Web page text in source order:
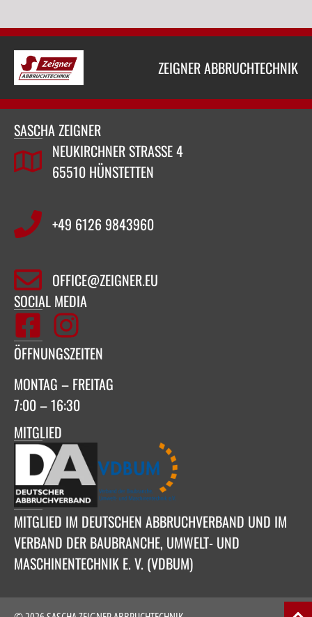
ZEIGNER ABBRUCHTECHNIK
SASCHA ZEIGNER
NEUKIRCHNER STRASSE 4
65510 HÜNSTETTEN
+49 6126 9843960‬
OFFICE@ZEIGNER.EU
SOCIAL MEDIA
ÖFFNUNGSZEITEN
MONTAG – FREITAG
7:00 – 16:30
MITGLIED
MITGLIED IM DEUTSCHEN ABBRUCHVERBAND UND IM
VERBAND DER BAUBRANCHE, UMWELT- UND
MASCHINENTECHNIK E. V. (VDBUM)